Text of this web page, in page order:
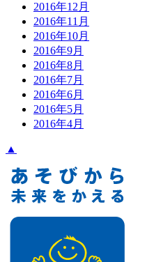
2016年12月
2016年11月
2016年10月
2016年9月
2016年8月
2016年7月
2016年6月
2016年5月
2016年4月
▲